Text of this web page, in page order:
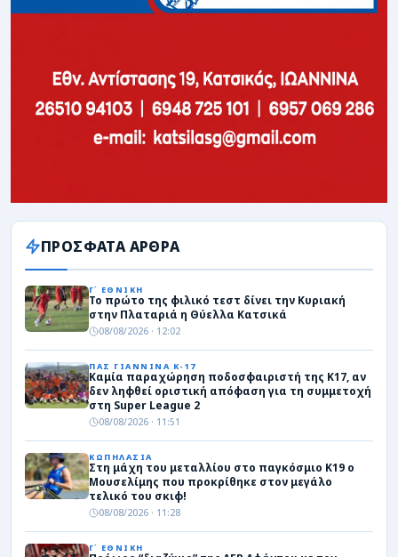
ΠΡΟΣΦΑΤΑ ΑΡΘΡΑ
Γ΄ ΕΘΝΙΚΗ
Το πρώτο της φιλικό τεστ δίνει την Κυριακή
στην Πλαταριά η Θύελλα Κατσικά
08/08/2026 · 12:02
ΠΑΣ ΓΙΑΝΝΙΝΑ Κ-17
Καμία παραχώρηση ποδοσφαιριστή της Κ17, αν
δεν ληφθεί οριστική απόφαση για τη συμμετοχή
στη Super League 2
08/08/2026 · 11:51
ΚΩΠΗΛΑΣΙΑ
Στη μάχη του μεταλλίου στο παγκόσμιο Κ19 ο
Μουσελίμης που προκρίθηκε στον μεγάλο
τελικό του σκιφ!
08/08/2026 · 11:28
Γ΄ ΕΘΝΙΚΗ